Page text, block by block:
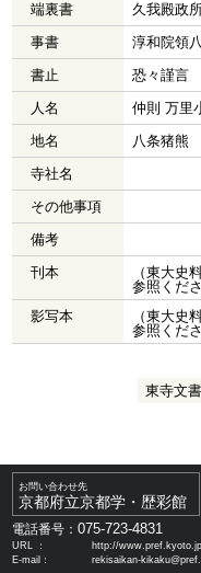
端裏書
久我殿政
事書
淳和院領
書止
恐々謹言
人名
仲則 万里
地名
八条猪熊
寺社名
その他事項
備考
刊本
（東大史
参照くだ
影写本
（東大史
参照くだ
東寺文
お問い合わせ先
京都府立京都学・歴彩館
電話番号：075-723-4831
URL ：
http://
E-mail：
rekisaikan-